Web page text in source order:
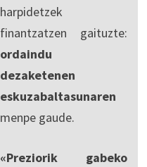
harpidetzek
finantzatzen gaituzte:
ordaindu
dezaketenen
eskuzabaltasunaren
menpe gaude.
«Preziorik gabeko